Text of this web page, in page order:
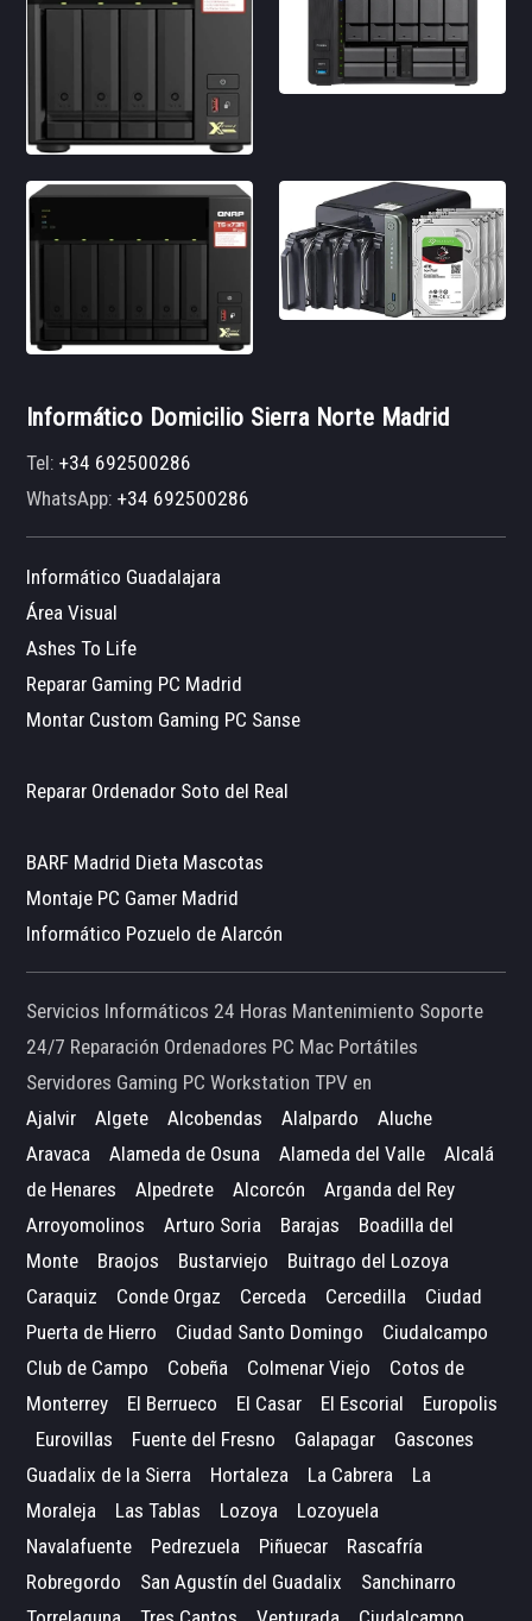
Informático Domicilio Sierra Norte Madrid
Tel:+34 692500286
WhatsApp:+34 692500286
Informático Guadalajara
Área Visual
Ashes To Life
Reparar Gaming PC Madrid
Montar Custom Gaming PC Sanse
Reparar Ordenador Soto del Real
BARF Madrid Dieta Mascotas
Montaje PC Gamer Madrid
Informático Pozuelo de Alarcón
Servicios Informáticos 24 Horas Mantenimiento Soporte
24/7 Reparación Ordenadores PC Mac Portátiles
Servidores Gaming PC Workstation TPV en
Ajalvir
Algete Alcobendas Alalpardo
Aluche
Aravaca
Alameda de Osuna Alameda del Valle
Alcalá
de Henares
Alpedrete Alcorcón
Arganda del Rey
Arroyomolinos
Arturo Soria Barajas
Boadilla del
Monte
Braojos Bustarviejo
Buitrago del Lozoya
Caraquiz
Conde Orgaz Cerceda Cercedilla
Ciudad
Puerta de Hierro
Ciudad Santo Domingo
Ciudalcampo
Club de Campo
Cobeña Colmenar Viejo
Cotos de
Monterrey
El Berrueco El Casar El Escorial
Europolis
Eurovillas
Fuente del Fresno Galapagar
Gascones
Guadalix de la Sierra
Hortaleza La Cabrera
La
Moraleja
Las Tablas Lozoya
Lozoyuela
Navalafuente
Pedrezuela Piñuecar
Rascafría
Robregordo
San Agustín del Guadalix
Sanchinarro